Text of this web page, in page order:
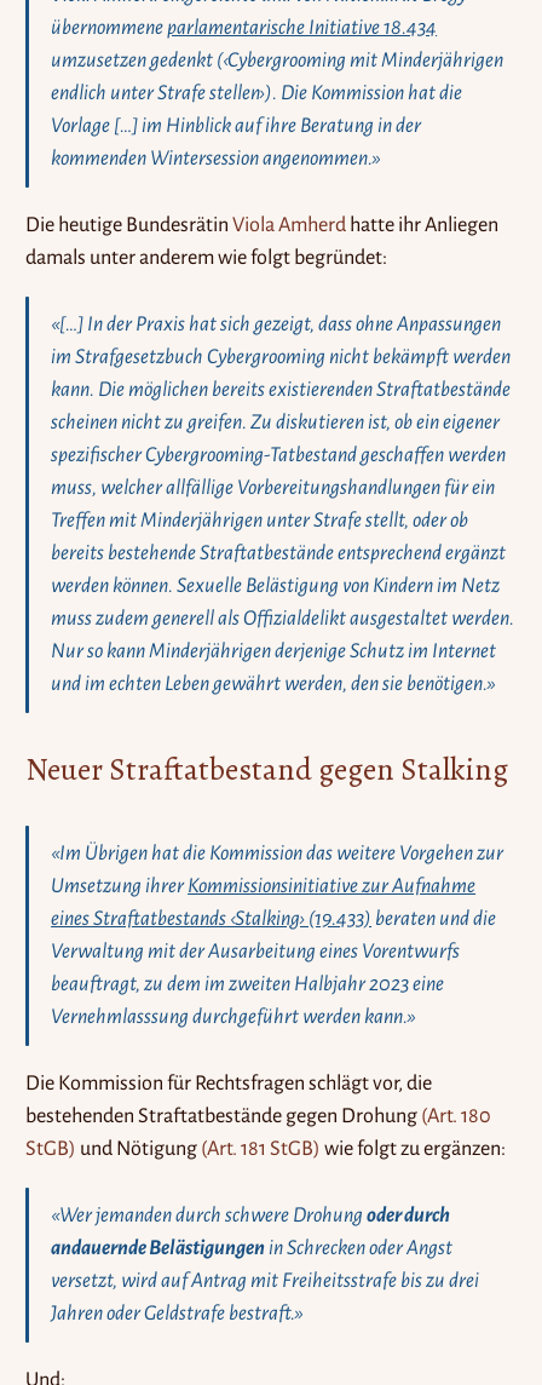
übernommene parlamentarische Initiative 18.434
umzusetzen gedenkt (‹Cybergrooming mit Minderjährigen
endlich unter Strafe stellen›). Die Kommission hat die
Vorlage […] im Hinblick auf ihre Beratung in der
kommenden Wintersession angenommen.»
Die heutige BundesrätinViola Amherd hatte ihr Anliegen
damals unter anderem wie folgt begründet:
«[…] In der Praxis hat sich gezeigt, dass ohne Anpassungen
im Strafgesetzbuch Cybergrooming nicht bekämpft werden
kann. Die möglichen bereits existierenden Straftatbestände
scheinen nicht zu greifen. Zu diskutieren ist, ob ein eigener
spezifischer Cybergrooming-Tatbestand geschaffen werden
muss, welcher allfällige Vorbereitungshandlungen für ein
Treffen mit Minderjährigen unter Strafe stellt, oder ob
bereits bestehende Straftatbestände entsprechend ergänzt
werden können. Sexuelle Belästigung von Kindern im Netz
muss zudem generell als Offizialdelikt ausgestaltet werden.
Nur so kann Minderjährigen derjenige Schutz im Internet
und im echten Leben gewährt werden, den sie benötigen.»
Neuer Straftatbestand gegen Stalking
«Im Übrigen hat die Kommission das weitere Vorgehen zur
Umsetzung ihrerKommissionsinitiative zur Aufnahme
eines Straftatbestands ‹Stalking› (19.433) beraten und die
Verwaltung mit der Ausarbeitung eines Vorentwurfs
beauftragt, zu dem im zweiten Halbjahr 2023 eine
Vernehmlasssung durchgeführt werden kann.»
Die Kommission für Rechtsfragen schlägt vor, die
bestehenden Straftatbestände gegen Drohung (Art. 180
StGB) und Nötigung (Art. 181 StGB) wie folgt zu ergänzen:
«Wer jemanden durch schwere Drohungoder durch
andauernde Belästigungenin Schrecken oder Angst
versetzt, wird auf Antrag mit Freiheitsstrafe bis zu drei
Jahren oder Geldstrafe bestraft.»
Und: